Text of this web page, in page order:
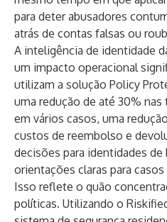
para deter abusadores
atrás de contas falsas ou
A inteligência de identidade
um impacto operacional
utilizam a solução Policy
uma redução de até 30% nas
em vários casos, uma
custos de reembolso e
decisões para identidades
orientações claras para
Isso reflete o quão
políticas. Utilizando o